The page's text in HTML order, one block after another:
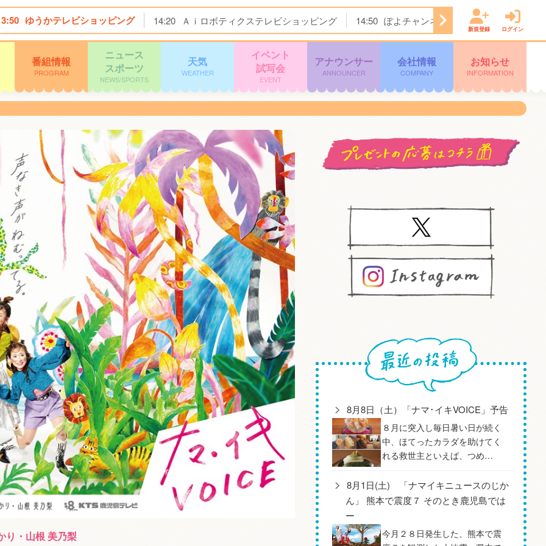
ゆうかテレビショッピング 14:20 Ａｉロボティクステレビショッピング 14:50 ぽよチャンネル 14:55 ミキティ
新規登録 ログイン
番組情報
PROGRAM
ニュース
スポーツ
NEWS/SPORTS
天気
WEATHER
イベント
試写会
EVENT
アナウンサー
ANNOUNCER
会社情報
COMPANY
お知らせ
INFORMATION
り・山根 美乃梨
8月8日（土）「ナマ･イキVOICE」予告
８月に突入し毎日暑い日が続く
中、ほてったカラダを助けてく
れる救世主といえば、つめ…
8月1日(土) 「ナマイキニュースのじか
ん」 熊本で震度７ そのとき鹿児島では
ー
今月２８日発生した、熊本で震